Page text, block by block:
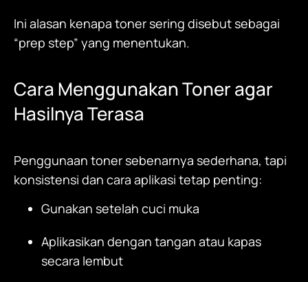
Ini alasan kenapa toner sering disebut sebagai
“prep step” yang menentukan.
Cara Menggunakan Toner agar
Hasilnya Terasa
Penggunaan toner sebenarnya sederhana, tapi
konsistensi dan cara aplikasi tetap penting:
Gunakan setelah cuci muka
Aplikasikan dengan tangan atau kapas
secara lembut